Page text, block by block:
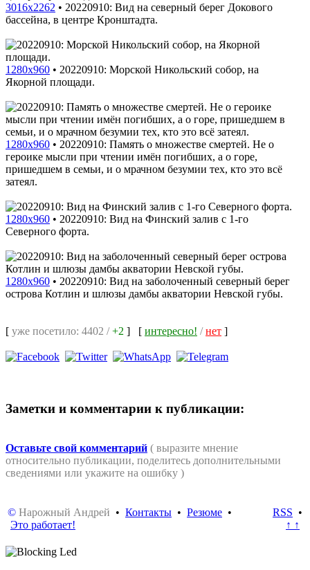
3016x2262 • 20220910: Вид на северный берег Докового
бассейна, в центре Кронштадта.
1280x960 • 20220910: Морской Никольский собор, на
Якорной площади.
1280x960 • 20220910: Память о множестве смертей. Не о
героике мысли при чтении имён погибших, а о горе,
пришедшем в семьи, и о мрачном безумии тех, кто это всё
затеял.
1280x960 • 20220910: Вид на Финский залив с 1-го
Северного форта.
1280x960 • 20220910: Вид на заболоченный северный берег
острова Котлин и шлюзы дамбы акватории Невской губы.
[ уже посетило: 4402 /+2 ] [ интересно! /нет ]
Заметки и комментарии к публикации:
Оставьте свой комментарий ( выразите мнение
относительно публикации, поделитесь дополнительными
сведениями или укажите на ошибку )
© Нарожный Андрей • Контакты • Резюме •
Это работает!
RSS •
↑ ↑